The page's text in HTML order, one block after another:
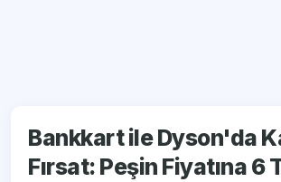
Bankkart ile Dyson'da
Fırsat: Peşin Fiyatına 6